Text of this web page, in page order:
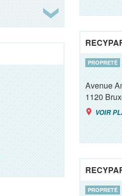
PROPRETÉ
Avenue
1120
VOIR
PROPRETÉ